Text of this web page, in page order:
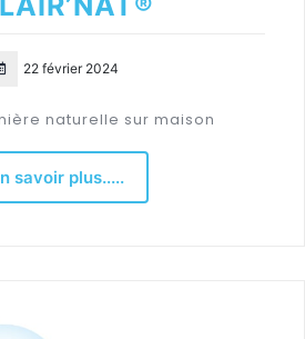
22 février 2024
naturelle sur maison
savoir plus.....